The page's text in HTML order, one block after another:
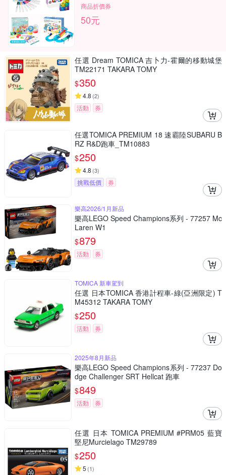
商品折價券
50元
任選 Dream TOMICA 吉卜力-霍爾的移動城堡
TM22171 TAKARA TOMY
$350
4.8 (2)
活動 券
任選TOMICA PREMIUM 18 速霸陸SUBARU B
RZ R&D跑車_TM10883
$250
4.8 (3)
挑戰低價 券
樂高2026/1月新品
樂高LEGO Speed Champions系列 - 77257 Mc
Laren W1
$879
活動 券
TOMICA 新車駕到
任選 日本TOMICA 香港計程車-綠(亞洲限定) T
M45312 TAKARA TOMY
$250
活動 券
2025年8月新品
樂高LEGO Speed Champions系列 - 77237 Do
dge Challenger SRT Hellcat 跑車
$849
活動 券
任選 日本 TOMICA PREMIUM #PRM05 藍寶
堅尼Murcielago TM29789
$250
5 (1)